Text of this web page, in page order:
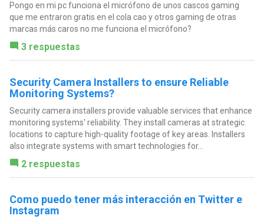
Pongo en mi pc funciona el micrófono de unos cascos gaming
que me entraron gratis en el cola cao y otros gaming de otras
marcas más caros no me funciona el micrófono?
3 respuestas
Security Camera Installers to ensure Reliable
Monitoring Systems?
Security camera installers provide valuable services that enhance
monitoring systems' reliability. They install cameras at strategic
locations to capture high-quality footage of key areas. Installers
also integrate systems with smart technologies for...
2 respuestas
Como puedo tener más interacción en Twitter e
Instagram